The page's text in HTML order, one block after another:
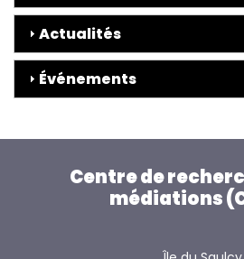
Actualités
Événements
Centre de
médiations